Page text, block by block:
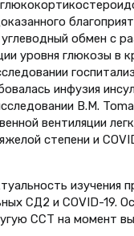
обмен с
уровня глюкозы в
инфузия
B.M.
вентиляции
степени и
изучения
СД2 и COVID-19.
ССТ на момент